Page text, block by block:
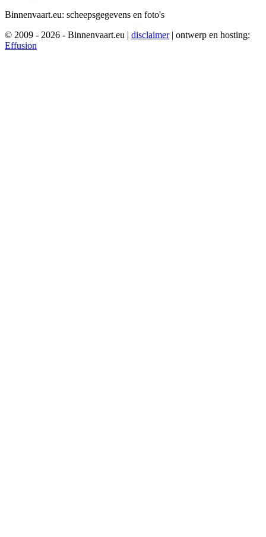
Binnenvaart.eu: scheepsgegevens en foto's
© 2009 - 2026 - Binnenvaart.eu | disclaimer | ontwerp en hosting:
Effusion